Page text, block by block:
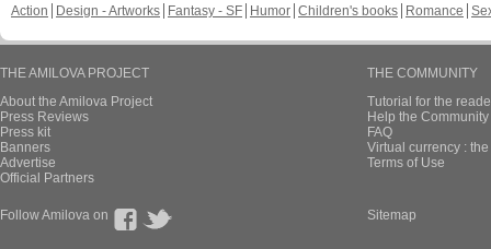
Action
Design - Artworks Fantasy - SF Humor Children's books Romance
THE AMILOVA PROJECT
About the Amilova Project
Press Reviews
Press kit
Banners
Advertise
Official Partners
THE COMMUNITY
Tutorial for the
Help the
FAQ
Virtual currency :
Terms of Use
Follow Amilova on Sitemap